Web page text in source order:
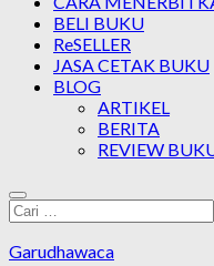
BELI BUKU
ReSELLER
JASA CETAK BUKU
BLOG
ARTIKEL
BERITA
REVIEW
Cari
untuk:
Garudhawaca